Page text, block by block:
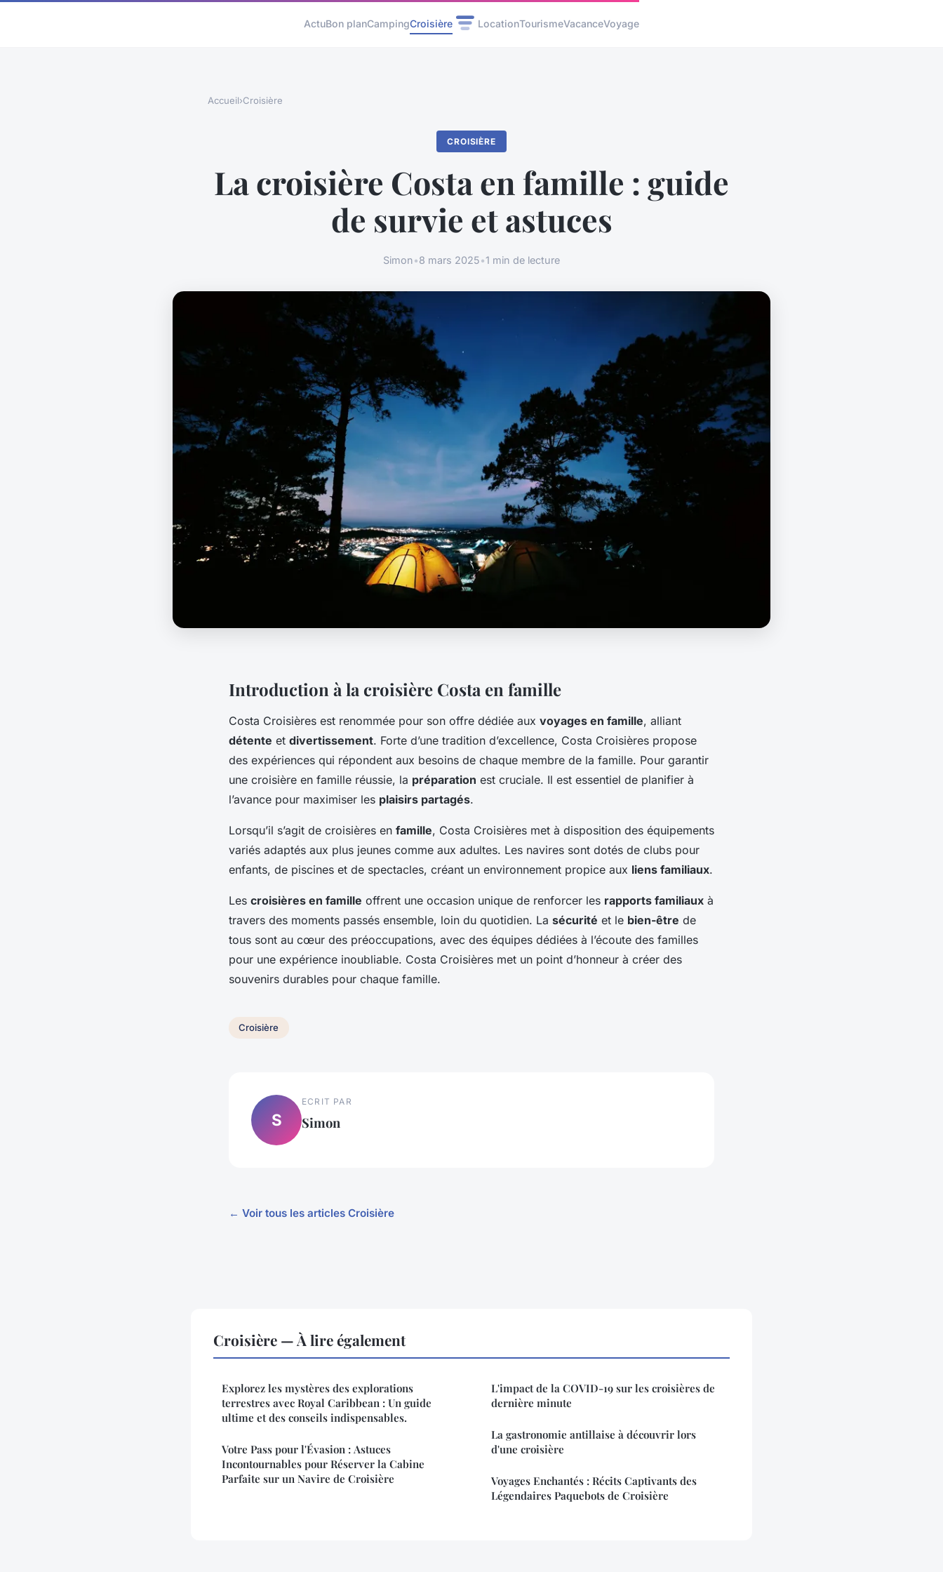
ActuBon planCampingCroisière LocationTourismeVacanceVoyage
Accueil›Croisière
CROISIÈRE
La croisière Costa en famille : guide
de survie et astuces
Simon•8 mars 2025•1 min de lecture
Introduction à la croisière Costa en famille
Costa Croisières est renommée pour son offre dédiée aux voyages en famille, alliant
détente et divertissement. Forte d’une tradition d’excellence, Costa Croisières propose
des expériences qui répondent aux besoins de chaque membre de la famille. Pour garantir
une croisière en famille réussie, la préparation est cruciale. Il est essentiel de planifier à
l’avance pour maximiser les plaisirs partagés.
Lorsqu’il s’agit de croisières en famille, Costa Croisières met à disposition des équipements
variés adaptés aux plus jeunes comme aux adultes. Les navires sont dotés de clubs pour
enfants, de piscines et de spectacles, créant un environnement propice aux liens familiaux.
Les croisières en famille offrent une occasion unique de renforcer les rapports familiaux à
travers des moments passés ensemble, loin du quotidien. La sécurité et le bien-être de
tous sont au cœur des préoccupations, avec des équipes dédiées à l’écoute des familles
pour une expérience inoubliable. Costa Croisières met un point d’honneur à créer des
souvenirs durables pour chaque famille.
Croisière
S
ECRIT PAR
Simon
← Voir tous les articles Croisière
Croisière — À lire également
Explorez les mystères des explorations
terrestres avec Royal Caribbean : Un guide
ultime et des conseils indispensables.
Votre Pass pour l'Évasion : Astuces
Incontournables pour Réserver la Cabine
Parfaite sur un Navire de Croisière
L'impact de la COVID-19 sur les croisières de
dernière minute
La gastronomie antillaise à découvrir lors
d'une croisière
Voyages Enchantés : Récits Captivants des
Légendaires Paquebots de Croisière